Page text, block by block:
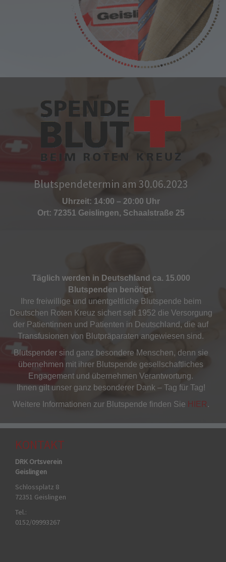
Blutspendetermin am 30.06.2023
Uhrzeit: 14:00 – 20:00 Uhr
Ort: 72351 Geislingen, Schaalstraße 25
Täglich werden in Deutschland ca. 15.000
Blutspenden benötigt.
Ihre freiwillige und unentgeltliche Blutspende beim
Deutschen Roten Kreuz sichert seit 1952 die Versorgung
der Patientinnen und Patienten in Deutschland, die auf
Transfusionen von Blutpräparaten angewiesen sind.
Blutspender sind ganz besondere Menschen, denn sie
übernehmen mit ihrer Blutspende gesellschaftliches
Engagement und übernehmen Verantwortung.
Ihnen gilt unser ganz besonderer Dank – Tag für Tag!
Weitere Informationen zur Blutspende finden Sie HIER.
KONTAKT
DRK Ortsverein
Geislingen
Schlossplatz 8
72351 Geislingen
Tel.:
0152/09993267